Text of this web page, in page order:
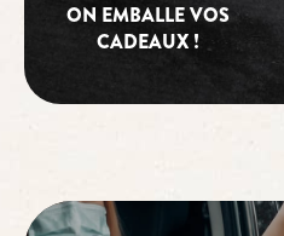
ON EMBALLE VOS
CADEAUX !